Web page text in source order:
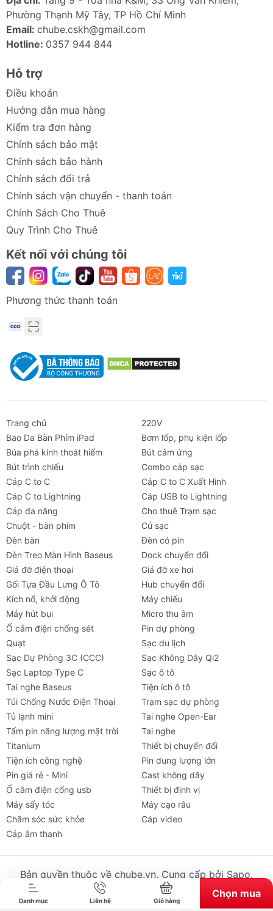
Cho thuê
Danh mục Liên hệ Giỏ hàng
Chọn mua
Thông số kỹ thuật
Chất liệu
Nhựa ABS + PP + Linh kiện điện
Kích thước
Trọng lượng Khoảng 115.38 g
Điện áp đầu
vào
Công suất tối
đa
Dung lượng
pin
2000mAh
Thời gian sạc Khoảng 2 giờ
Phụ kiện đi
kèm
Cáp sạc x1
Hướng dẫn sử dụng & Lưu ý
Cách bật sò lạnh:
hoặc theo hướng dẫn đi kèm để kích hoạt mặt
làm lạnh bán dẫn.
Lưu ý:
Không để vật lạ cản trở cánh quạt khi
đang quay và tránh để nước rơi vào cổng sạc.
Nên sử dụng củ sạc tiêu chuẩn 5V-1A để bảo
vệ tuổi thọ pin.
FAQ (Hỏi đáp thường gặp)
1. Mặt sò lạnh có thực sự lạnh không?
Có, miếng dán sử dụng công nghệ bán dẫn giúp
giảm nhiệt độ bề mặt nhanh chóng, mang lại cảm
giác buốt lạnh khi áp lên da.
2. Quạt có gây tiếng ồn lớn không?
Dù đạt tốc độ 14.000 RPM, động cơ được tối ưu để
hoạt động êm ái, phù hợp sử dụng trong văn phòng
hoặc thư viện ở mức gió vừa phải.
3. Pin 2000mAh dùng được bao lâu?
Tùy vào cấp độ gió và việc có bật chế độ sò lạnh
hay không, quạt có thể hoạt động liên tục từ 2 đến
8 tiếng.
Mua ngay Quạt Mini Cầm Tay Sò Lạnh
USAMS ZB361 chính hãng tại chube.
Nhanh tay sở hữu chiếc quatmini công nghệ mới
nhất tại chube để nhận chính sách bảo hành uy tín
và giá cả cạnh tranh nhất thị trường!
Phường Thạnh Mỹ Tây, TP Hồ Chí Minh
Email: chube.cskh@gmail.com
Hotline: 0357 944 844
Hỗ trợ
Điều khoản
Hướng dẫn mua hàng
Kiểm tra đơn hàng
Chính sách bảo mật
Chính sách bảo hành
Chính sách đổi trả
Chính sách vận chuyển - thanh toán
Chính Sách Cho Thuê
Quy Trình Cho Thuê
Kết nối với chúng tôi
Phương thức thanh toán
Trang chủ
220V
Bao Da Bàn Phím iPad
Bơm lốp, phụ kiện lốp
Búa phá kính thoát hiểm
Bút cảm ứng
Bút trình chiếu
Combo cáp sạc
Cáp C to C
Cáp C to C Xuất Hình
Cáp C to Lightning
Cáp USB to Lightning
Cáp đa năng
Cho thuê Trạm sạc
Chuột - bàn phím
Củ sạc
Đèn bàn
Đèn có pin
Đèn Treo Màn Hình Baseus
Dock chuyển đổi
Giá đỡ điện thoại
Giá đỡ xe hơi
Gối Tựa Đầu Lưng Ô Tô
Hub chuyển đổi
Kích nổ, khởi động
Máy chiếu
Máy hút bụi
Micro thu âm
Ổ cắm điện chống sét
Pin dự phòng
Quạt
Sạc du lịch
Sạc Dự Phòng 3C (CCC)
Sạc Không Dây Qi2
Sạc Laptop Type C
Sạc ô tô
Tai nghe Baseus
Tiện ích ô tô
Túi Chống Nước Điện Thoại
Trạm sạc dự phòng
Tủ lạnh mini
Tai nghe Open-Ear
Tấm pin năng lượng mặt trời
Tai nghe
Titanium
Thiết bị chuyển đổi
Tiện ích công nghệ
Pin dung lượng lớn
Pin giá rẻ - Mini
Cast không dây
Ổ cắm điện cổng usb
Thiết bị định vị
Máy sấy tóc
Máy cạo râu
Chăm sóc sức khỏe
Cáp video
Cáp âm thanh
Bản quyền thuộc về chube.vn. Cung cấp bởi Sapo.